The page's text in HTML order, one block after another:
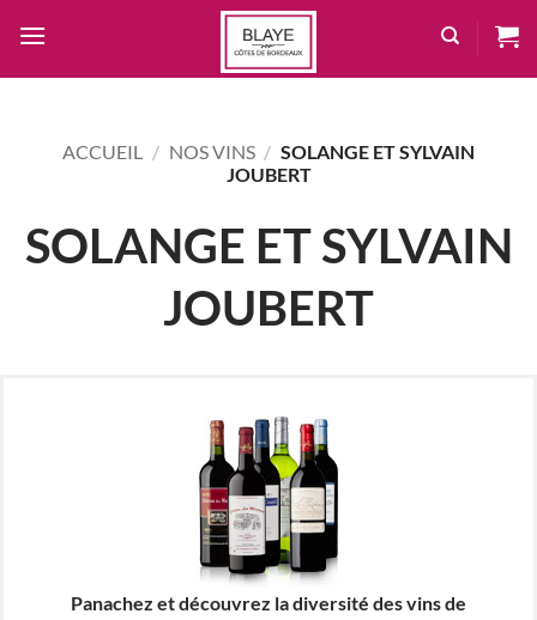
contenu
ACCUEIL / NOS VINS / SOLANGE ET SYLVAIN
JOUBERT
SOLANGE ET SYLVAIN
JOUBERT
Panachez et découvrez la diversité des vins de